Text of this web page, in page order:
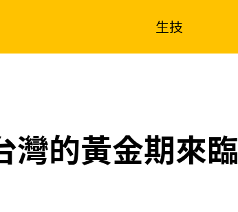
生技
灣的黃金期來臨